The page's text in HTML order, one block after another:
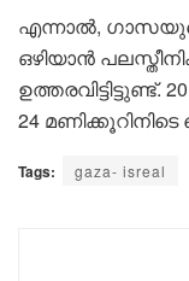
എന്നാൽ,
ഒഴിയാൻ
24
Tags: gaza- isreal